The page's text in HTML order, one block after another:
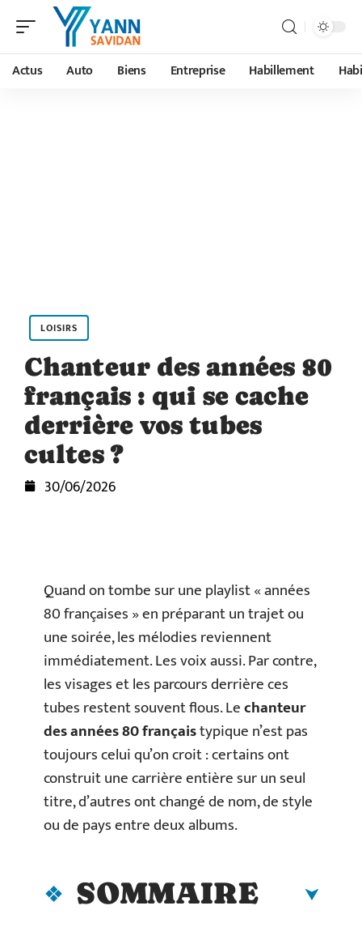
Actus Auto Biens Entreprise Habillement
LOISIRS
Chanteur des années 80
français : qui se cache
derrière vos tubes
cultes ?
30/06/2026
Quand on tombe sur une playlist « années
80 françaises » en préparant un trajet ou
une soirée, les mélodies reviennent
immédiatement. Les voix aussi. Par contre,
les visages et les parcours derrière ces
tubes restent souvent flous. Lechanteur
des années 80 françaistypique n’est pas
toujours celui qu’on croit : certains ont
construit une carrière entière sur un seul
titre, d’autres ont changé de nom, de style
ou de pays entre deux albums.
SOMMAIRE